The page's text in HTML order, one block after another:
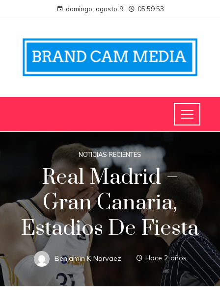
domingo, agosto 9 05:59:54
NOTICIAS RECIENTES
Real Madrid –
Gran Canaria,
Estadios De Fiesta
Benjamin K Narvaez Hace 2 años